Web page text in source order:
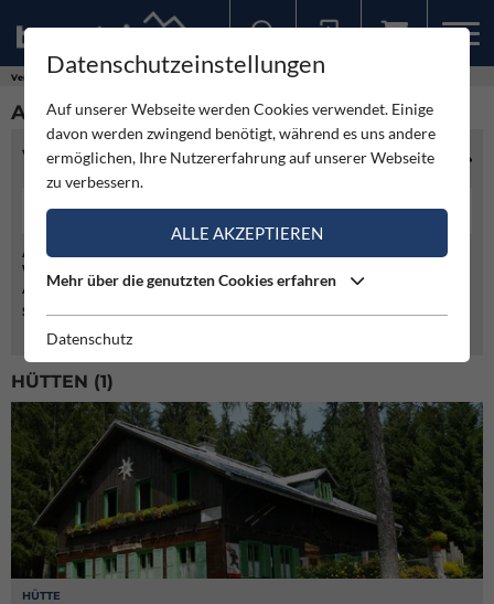
Vereine
AMSTETTEN
VEREINSINFO
07472/67788
Adresse:
Wienerstrasse 34
A- 3300 Amstetten
Sektion/Unterverein von:
Österreichischer Alpenverein
HÜTTEN (1)
HÜTTE
Datenschutzeinstellungen
Auf unserer Webseite werden Cookies verwendet. Einige
davon werden zwingend benötigt, während es uns andere
ermöglichen, Ihre Nutzererfahrung auf unserer Webseite
zu verbessern.
ALLE AKZEPTIEREN
Mehr über die genutzten Cookies erfahren
Datenschutz